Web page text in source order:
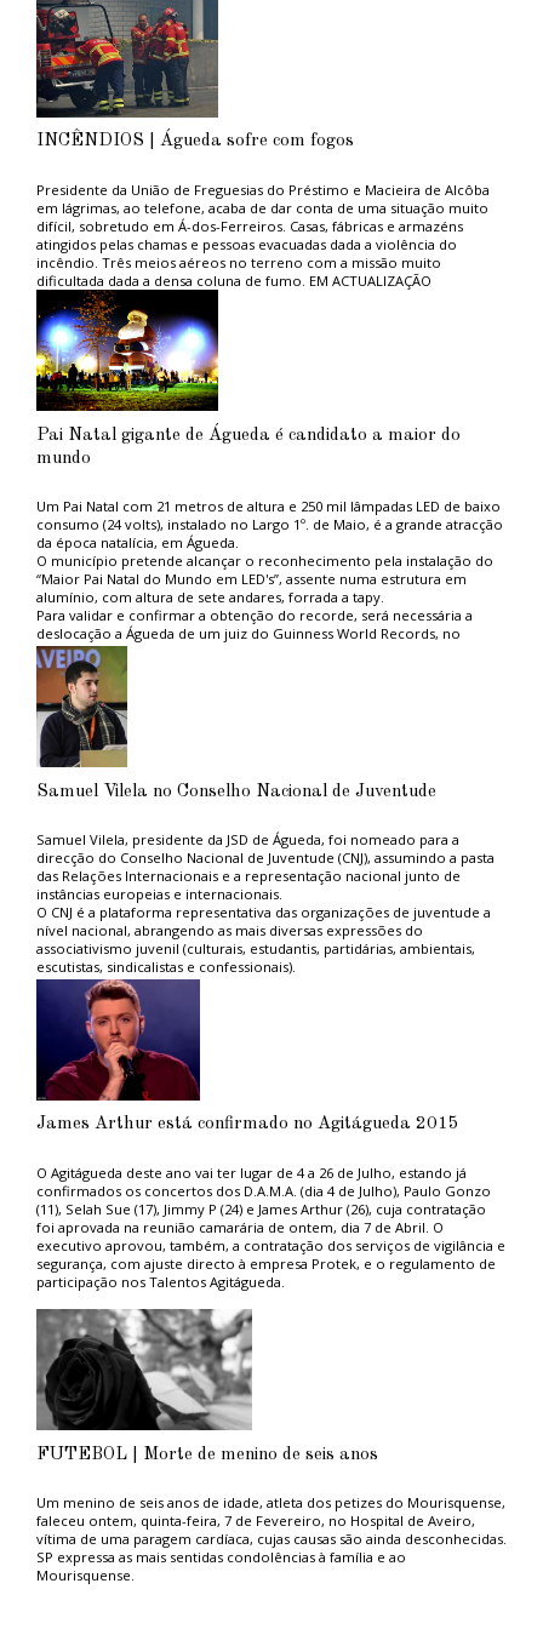
necessário adquirir mais terrenos.
Gil Nadais anunciou que “o LIDL irá começar a construir, em 2016”, o
seu entreposto logístico, e que durante o próximo ano estarão
concluídas as estruturas da Triangle´s e da Sakthi (primeiro pavilhão),
para relevar um projecto que, disse, “me custou, pessoalmente, alguns
comentários mais acintosos”.
INCÊNDIOS | Águeda sofre com fogos
Presidente da União de Freguesias do Préstimo e Macieira de Alcôba
em lágrimas, ao telefone, acaba de dar conta de uma situação muito
difícil, sobretudo em Á-dos-Ferreiros. Casas, fábricas e armazéns
atingidos pelas chamas e pessoas evacuadas dada a violência do
incêndio. Três meios aéreos no terreno com a missão muito
dificultada dada a densa coluna de fumo. EM ACTUALIZAÇÃO
Pai Natal gigante de Águeda é candidato a maior do
mundo
Um Pai Natal com 21 metros de altura e 250 mil lâmpadas LED de baixo
consumo (24 volts), instalado no Largo 1º. de Maio, é a grande atracção
da época natalícia, em Águeda.
O município pretende alcançar o reconhecimento pela instalação do
“Maior Pai Natal do Mundo em LED's”, assente numa estrutura em
alumínio, com altura de sete andares, forrada a tapy.
Para validar e confirmar a obtenção do recorde, será necessária a
deslocação a Águeda de um juiz do Guinness World Records, no
sentido de verificar todas as características da infraestrutura e de
deliberar acerca da atribuição do recorde.
Os custos inerentes a esta candidatura, aprovada ontem (abstenção de
Paula Cardoso e voto contra de Miguel Oliveira), dia 1, na reunião do
executivo, são de aproximadamente 10.000 euros.
O Pai Natal, sentado numa caixa de presente de 9 por 12 metros, pode
ser visitado até ao dia 11 de Janeiro, e a sua instalação obrigou a um
No passado sábado, 28 de Novembro, o presidente do município, Gil
Natal, num momento acompanhado por centenas de pessoas.
Samuel Vilela no Conselho Nacional de Juventude
Samuel Vilela, presidente da JSD de Águeda, foi nomeado para a
direcção do Conselho Nacional de Juventude (CNJ), assumindo a pasta
das Relações Internacionais e a representação nacional junto de
instâncias europeias e internacionais.
O CNJ é a plataforma representativa das organizações de juventude a
nível nacional, abrangendo as mais diversas expressões do
associativismo juvenil (culturais, estudantis, partidárias, ambientais,
escutistas, sindicalistas e confessionais).
Samuel Vilela, de 26 anos, encontra-se a frequentar um programa de
Doutoramento na Faculdade de Economia da Universidade de
Coimbra e conta já com uma vasta experiência ao nível associativo e
político.
Já presidiu ao Núcleo de Estudantes de Relações Internacionais, foi
vice-presidente da Associação Académica de Coimbra e membro do
Conselho Geral da Universidade de Coimbra.
James Arthur está confirmado no Agitágueda 2015
O Agitágueda deste ano vai ter lugar de 4 a 26 de Julho, estando já
confirmados os concertos dos D.A.M.A. (dia 4 de Julho), Paulo Gonzo
(11), Selah Sue (17), Jimmy P (24) e James Arthur (26), cuja contratação
foi aprovada na reunião camarária de ontem, dia 7 de Abril. O
executivo aprovou, também, a contratação dos serviços de vigilância e
segurança, com ajuste directo à empresa Protek, e o regulamento de
participação nos Talentos Agitágueda.
FUTEBOL | Morte de menino de seis anos
Um menino de seis anos de idade, atleta dos petizes do Mourisquense,
faleceu ontem, quinta-feira, 7 de Fevereiro, no Hospital de Aveiro,
vítima de uma paragem cardíaca, cujas causas são ainda desconhecidas.
SP expressa as mais sentidas condolências à família e ao
Mourisquense.